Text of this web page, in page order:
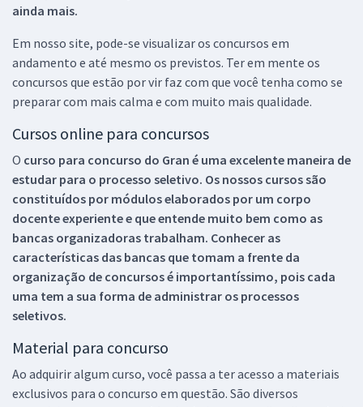
ainda mais.
Em nosso site, pode-se visualizar os concursos em
andamento e até mesmo os previstos. Ter em mente os
concursos que estão por vir faz com que você tenha como se
preparar com mais calma e com muito mais qualidade.
Cursos online para concursos
O curso para concurso do Gran é uma excelente maneira de
estudar para o processo seletivo. Os nossos cursos são
constituídos por módulos elaborados por um corpo
docente experiente e que entende muito bem como as
bancas organizadoras trabalham. Conhecer as
características das bancas que tomam a frente da
organização de concursos é importantíssimo, pois cada
uma tem a sua forma de administrar os processos
seletivos.
Material para concurso
Ao adquirir algum curso, você passa a ter acesso a materiais
exclusivos para o concurso em questão. São diversos